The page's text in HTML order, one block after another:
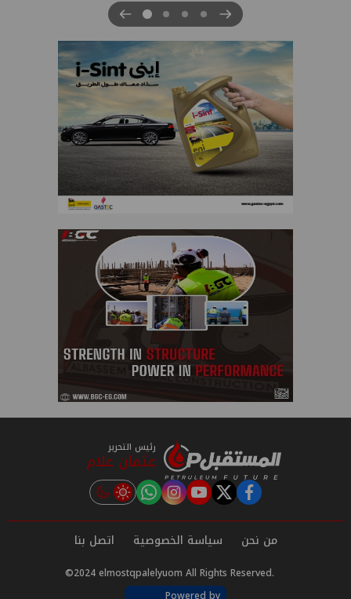
رئيس التحرير
عثمان علام
facebook
twitter
youtube
instagram
tiktok
من نحن سياسة الخصوصية اتصل بنا
©2024 elmostqpalelyuom All Rights Reserved.